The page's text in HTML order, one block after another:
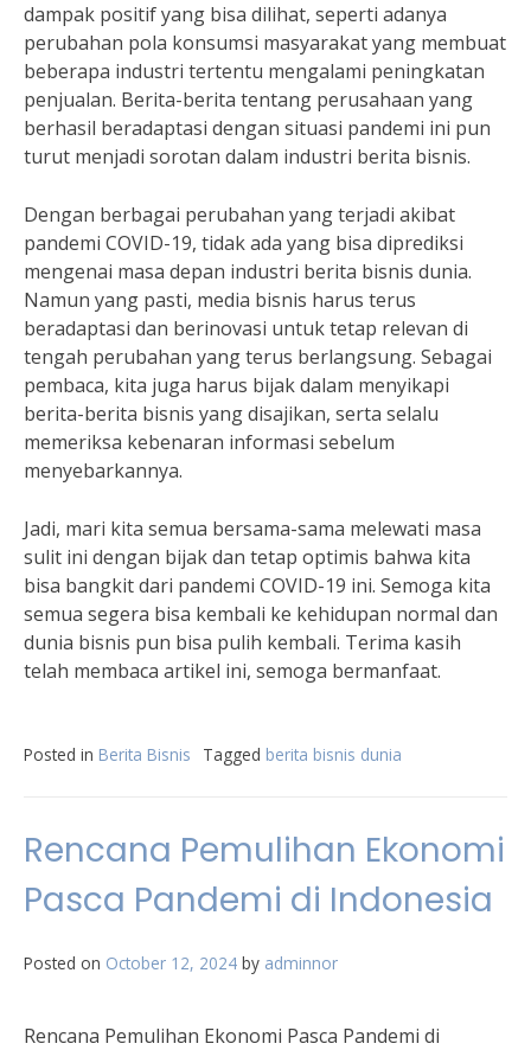
dampak positif yang bisa dilihat, seperti adanya
perubahan pola konsumsi masyarakat yang membuat
beberapa industri tertentu mengalami peningkatan
penjualan. Berita-berita tentang perusahaan yang
berhasil beradaptasi dengan situasi pandemi ini pun
turut menjadi sorotan dalam industri berita bisnis.
Dengan berbagai perubahan yang terjadi akibat
pandemi COVID-19, tidak ada yang bisa diprediksi
mengenai masa depan industri berita bisnis dunia.
Namun yang pasti, media bisnis harus terus
beradaptasi dan berinovasi untuk tetap relevan di
tengah perubahan yang terus berlangsung. Sebagai
pembaca, kita juga harus bijak dalam menyikapi
berita-berita bisnis yang disajikan, serta selalu
memeriksa kebenaran informasi sebelum
menyebarkannya.
Jadi, mari kita semua bersama-sama melewati masa
sulit ini dengan bijak dan tetap optimis bahwa kita
bisa bangkit dari pandemi COVID-19 ini. Semoga kita
semua segera bisa kembali ke kehidupan normal dan
dunia bisnis pun bisa pulih kembali. Terima kasih
telah membaca artikel ini, semoga bermanfaat.
Posted in Berita Bisnis Tagged berita bisnis dunia
Rencana Pemulihan Ekonomi
Pasca Pandemi di Indonesia
Posted on October 12, 2024 by adminnor
Rencana Pemulihan Ekonomi Pasca Pandemi di